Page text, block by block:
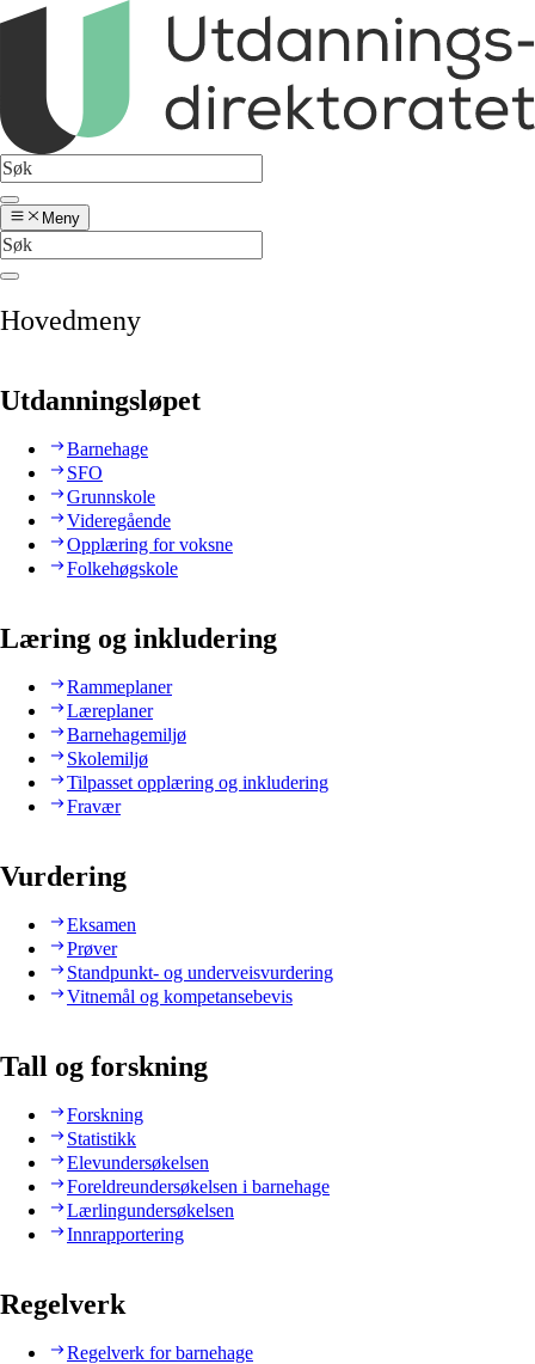
Meny
Hovedmeny
Utdanningsløpet
Barnehage
SFO
Grunnskole
Videregående
Opplæring for voksne
Folkehøgskole
Læring og inkludering
Rammeplaner
Læreplaner
Barnehagemiljø
Skolemiljø
Tilpasset opplæring og inkludering
Fravær
Vurdering
Eksamen
Prøver
Standpunkt- og underveisvurdering
Vitnemål og kompetansebevis
Tall og forskning
Forskning
Statistikk
Elevundersøkelsen
Foreldreundersøkelsen i barnehage
Lærlingundersøkelsen
Innrapportering
Regelverk
Regelverk for barnehage